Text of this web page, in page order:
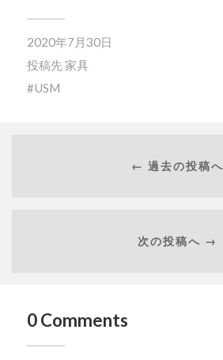
2020年7月30日
投稿先 家具
USM
← 過去の投稿へ
次の投稿へ →
0 Comments